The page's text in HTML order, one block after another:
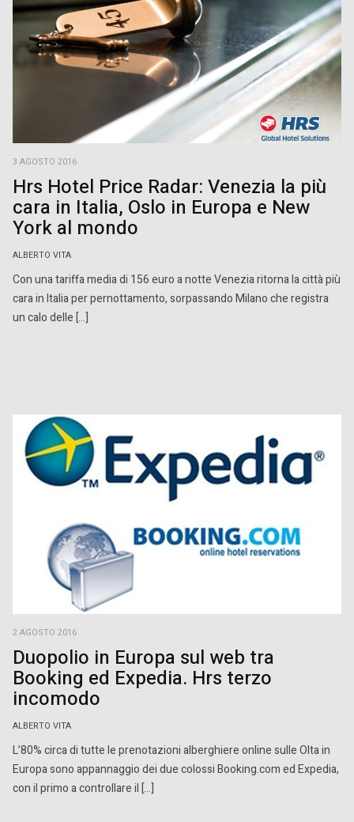
3 AGOSTO 2016
Hrs Hotel Price Radar: Venezia la più
cara in Italia, Oslo in Europa e New
York al mondo
ALBERTO VITA
Con una tariffa media di 156 euro a notte Venezia ritorna la città più
cara in Italia per pernottamento, sorpassando Milano che registra
un calo delle […]
2 AGOSTO 2016
Duopolio in Europa sul web tra
Booking ed Expedia. Hrs terzo
incomodo
ALBERTO VITA
L’80% circa di tutte le prenotazioni alberghiere online sulle Olta in
Europa sono appannaggio dei due colossi Booking.com ed Expedia,
con il primo a controllare il […]